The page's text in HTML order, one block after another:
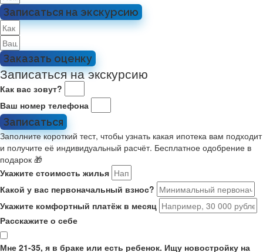
Записаться на экскурсию
Заказать оценку
Записаться на экскурсию
Как вас зовут?
Ваш номер телефона
Записаться
Заполните короткий тест, чтобы узнать какая ипотека вам подходит
и получите её индивидуальный расчёт. Бесплатное одобрение в
подарок 🎁
Укажите стоимость жилья
Какой у вас первоначальный взнос?
Укажите комфортный платёж в месяц
Расскажите о себе
Мне 21-35, я в браке или есть ребенок. Ищу новостройку на